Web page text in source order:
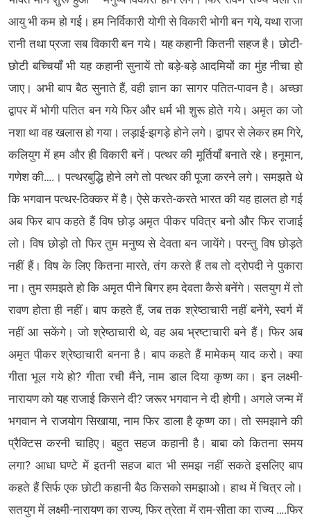
आयु भी कम हो गई। हम निर्विकारी योगी से विकारी भोगी बन गये, यथा राजा
रानी तथा प्रजा सब विकारी बन गये। यह कहानी कितनी सहज है। छोटी-
छोटी बच्चियाँ भी यह कहानी सुनायें तो बड़े-बड़े आदमियों का मुंह नीचा हो
जाए। अभी बाप बैठ सुनाते हैं, वही ज्ञान का सागर पतित-पावन है। अच्छा
द्वापर में भोगी पतित बन गये फिर और धर्म भी शुरू होते गये। अमृत का जो
नशा था वह खलास हो गया। लड़ाई-झगड़े होने लगे। द्वापर से लेकर हम गिरे,
कलियुग में हम और ही विकारी बनें। पत्थर की मूर्तियाँ बनाते रहे। हनूमान,
गणेश की….। पत्थरबुद्धि होने लगे तो पत्थर की पूजा करने लगे। समझते थे
कि भगवान पत्थर-ठिक्कर में है। ऐसे करते-करते भारत की यह हालत हो गई
अब फिर बाप कहते हैं विष छोड़ अमृत पीकर पवित्र बनो और फिर राजाई
लो। विष छोड़ो तो फिर तुम मनुष्य से देवता बन जायेंगे। परन्तु विष छोड़ते
नहीं हैं। विष के लिए कितना मारते, तंग करते हैं तब तो द्रोपदी ने पुकारा
ना। तुम समझते हो कि अमृत पीने बिगर हम देवता कैसे बनेंगे। सतयुग में तो
रावण होता ही नहीं। बाप कहते हैं, जब तक श्रेष्ठाचारी नहीं बनेंगे, स्वर्ग में
नहीं आ सकेंगे। जो श्रेष्ठाचारी थे, वह अब भ्रष्टाचारी बने हैं। फिर अब
अमृत पीकर श्रेष्ठाचारी बनना है। बाप कहते हैं मामेकम् याद करो। क्या
गीता भूल गये हो? गीता रची मैंने, नाम डाल दिया कृष्ण का। इन लक्ष्मी-
नारायण को यह राजाई किसने दी? जरूर भगवान ने दी होगी। अगले जन्म में
भगवान ने राजयोग सिखाया, नाम फिर डाला है कृष्ण का। तो समझाने की
प्रैक्टिस करनी चाहिए। बहुत सहज कहानी है। बाबा को कितना समय
लगा? आधा घण्टे में इतनी सहज बात भी समझ नहीं सकते इसलिए बाप
कहते हैं सिर्फ एक छोटी कहानी बैठ किसको समझाओ। हाथ में चित्र लो।
सतयुग में लक्ष्मी-नारायण का राज्य, फिर त्रेता में राम-सीता का राज्य ….फिर